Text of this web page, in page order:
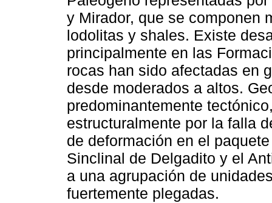
y Mirador, que se componen
lodolitas y shales. Existe
principalmente en las
rocas han sido afectadas en
desde moderados a altos.
predominantemente
estructuralmente por la falla
de deformación en el
Sinclinal de Delgadito y el
a una agrupación de
fuertemente plegadas.